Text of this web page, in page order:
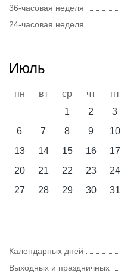
36-часовая неделя
24-часовая неделя
Июль
пн вт ср чт пт
1
2 3
6
7 8 9 10
13
14 15 16 17
20
21 22 23 24
27
28 29 30 31
Календарных дней
Выходных и праздничных